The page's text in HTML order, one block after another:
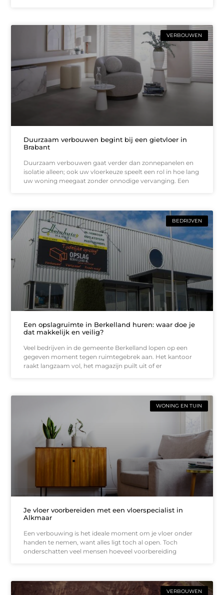
VERBOUWEN
Duurzaam verbouwen begint bij een gietvloer in
Brabant
Duurzaam verbouwen gaat verder dan zonnepanelen en
isolatie alleen; ook uw vloerkeuze speelt een rol in hoe lang
uw woning meegaat zonder onnodige vervanging. Een
BEDRIJVEN
Een opslagruimte in Berkelland huren: waar doe je
dat makkelijk en veilig?
Veel bedrijven in de gemeente Berkelland lopen op een
gegeven moment tegen ruimtegebrek aan. Het kantoor
raakt langzaam vol, het magazijn puilt uit of er
WONING EN TUIN
Je vloer voorbereiden met een vloerspecialist in
Alkmaar
Een verbouwing is het ideale moment om je vloer onder
handen te nemen, want alles ligt toch al open. Toch
onderschatten veel mensen hoeveel voorbereiding
VERBOUWEN